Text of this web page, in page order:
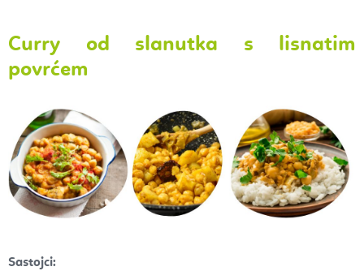
Curry od slanutka s lisnatim
povrćem
Sastojci: